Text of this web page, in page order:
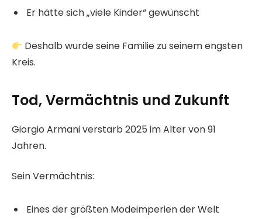
Er hätte sich „viele Kinder“ gewünscht
Deshalb wurde seine Familie zu seinem engsten
Kreis.
Tod, Vermächtnis und Zukunft
Giorgio Armani verstarb 2025 im Alter von 91
Jahren.
Sein Vermächtnis:
Eines der größten Modeimperien der Welt